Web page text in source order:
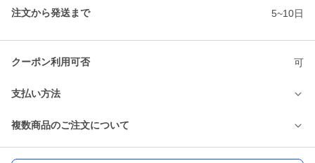
注文から発送まで 5~10日
クーポン利用可否 可
支払い方法
複数商品のご注文について